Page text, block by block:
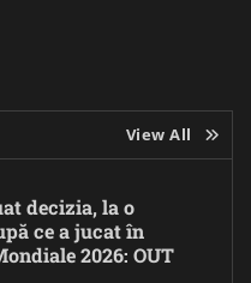
View All
decizia, la o
ce a jucat în
2026: OUT